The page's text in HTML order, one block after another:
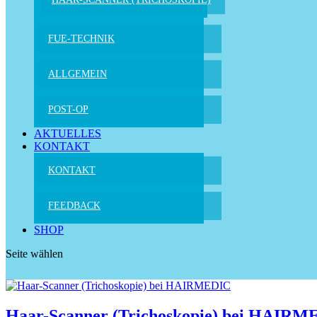
FUE-TECHNIK
ALLGEMEIN
POST-OP
AKTUELLES
KONTAKT
KONTAKT
FEEDBACK
SHOP
Seite wählen